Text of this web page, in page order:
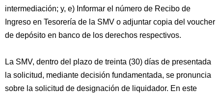
intermediación; y, e) Informar el número de Recibo de
Ingreso en Tesorería de la SMV o adjuntar copia del voucher
de depósito en banco de los derechos respectivos.
La SMV, dentro del plazo de treinta (30) días de presentada
la solicitud, mediante decisión fundamentada, se pronuncia
sobre la solicitud de designación de liquidador. En este